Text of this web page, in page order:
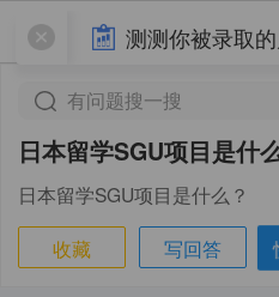
有问题搜一搜
日本留学SGU项目是什
日本留学SGU项目是什么？
收藏 写回答
测测你被录取